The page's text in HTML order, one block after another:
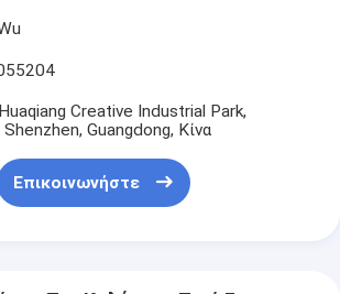
Creative Industrial Park,
Shenzhen, Guangdong, Κίνα
Επικοινωνήστε